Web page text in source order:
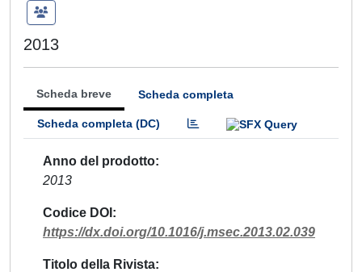
2013
Scheda breve Scheda completa
Scheda completa (DC)
Anno del prodotto
2013
Codice DOI
https://dx.doi.org/10.1016/j.msec.2013.02.039
Titolo della Rivista